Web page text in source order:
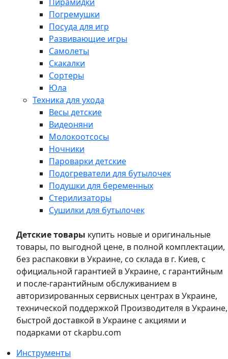
Погремушки
Посуда для игр
Развивающие игры
Самолеты
Скакалки
Сортеры
Юла
Техника для ухода
Весы детские
Видеоняни
Молокоотсосы
Ночники
Пароварки детские
Подогреватели для бутылочек
Подушки для беременных
Стерилизаторы
Сушилки для бутылочек
Детские товары купить новые и оригинальные
товары, по выгодной цене, в полной комплектации,
без распаковки в Украине, со склада в г. Киев, с
официальной гарантией в Украине, с гарантийным
и после-гарантийным обслуживанием в
авторизированных сервисных центрах в Украине,
технической поддержкой Производителя в Украине,
быстрой доставкой в Украине с акциями и
подарками от ckapbu.com
Инструменты